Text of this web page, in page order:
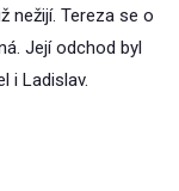
nežijí. Tereza se o
Její odchod byl
i Ladislav.